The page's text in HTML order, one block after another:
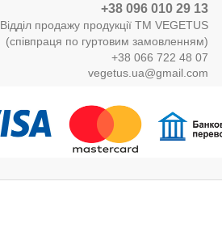
+38 096 010 29 13
Відділ продажу продукції ТМ VEGETUS
(співпраця по гуртовим замовленням)
+38 066 722 48 07
vegetus.ua@gmail.com